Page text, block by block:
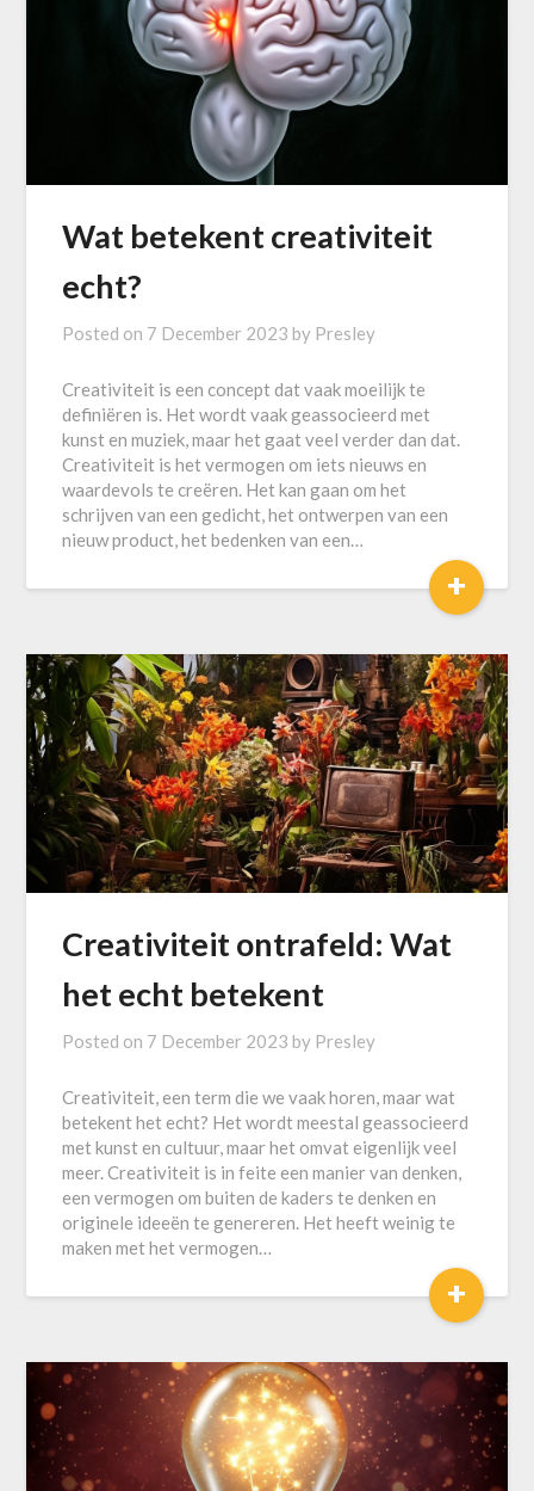
Wat betekent creativiteit
echt?
Posted on 7 December 2023 by Presley
Creativiteit is een concept dat vaak moeilijk te
definiëren is. Het wordt vaak geassocieerd met
kunst en muziek, maar het gaat veel verder dan dat.
Creativiteit is het vermogen om iets nieuws en
waardevols te creëren. Het kan gaan om het
schrijven van een gedicht, het ontwerpen van een
nieuw product, het bedenken van een…
+
Creativiteit ontrafeld: Wat
het echt betekent
Posted on 7 December 2023 by Presley
Creativiteit, een term die we vaak horen, maar wat
betekent het echt? Het wordt meestal geassocieerd
met kunst en cultuur, maar het omvat eigenlijk veel
meer. Creativiteit is in feite een manier van denken,
een vermogen om buiten de kaders te denken en
originele ideeën te genereren. Het heeft weinig te
maken met het vermogen…
+